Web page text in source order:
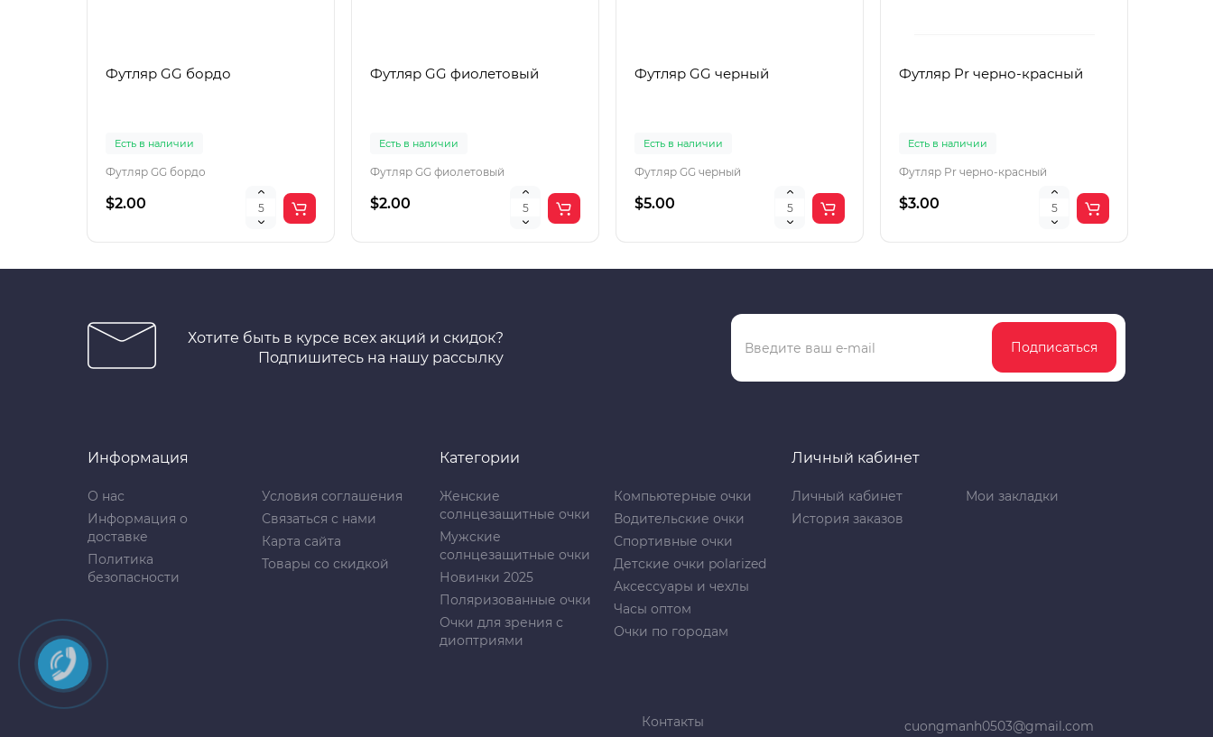
Футляр GG бордо
Есть в наличии
Футляр GG бордо
$2.00
Футляр GG фиолетовый
Есть в наличии
Футляр GG фиолетовый
$2.00
Футляр GG черный
Есть в наличии
Футляр GG черный
$5.00
Футляр Pr черно-красный
Есть в наличии
Футляр Pr черно-красный
$3.00
Хотите быть в курсе всех акций и скидок?
Подпишитесь на нашу рассылку
Подписаться
Информация
О нас
Информация о
доставке
Политика
безопасности
Условия соглашения
Связаться с нами
Карта сайта
Товары со скидкой
Категории
Женские
солнцезащитные очки
Мужские
солнцезащитные очки
Новинки 2025
Поляризованные очки
Очки для зрения с
диоптриями
Компьютерные очки
Водительские очки
Спортивные очки
Детские очки polarized
Аксессуары и чехлы
Часы оптом
Очки по городам
Личный кабинет
Личный кабинет
История заказов
Мои закладки
Контакты cuongmanh0503@gmail.com